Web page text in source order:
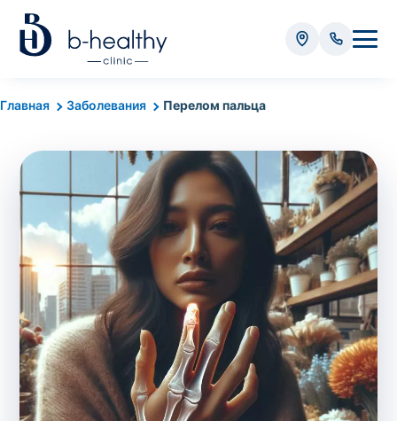
Главная Заболевания Перелом пальца
Анализы
анализа):
Стоимость забора крови - 50 грн
Стоимость забора биоматериала (кроме
крови) – от 35 грн
Итого: 0 грн
Попередній запис на дослідження не
потрібний. Виняток становлять мазки та